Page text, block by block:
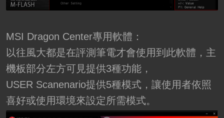
MSI Dragon Center專用軟體：
以往風大都是在評測筆電才會使用到此軟體，主
機板部分左方可見提供3種功能，
USER Scanenario提供5種模式，讓使用者依照
喜好或使用環境來設定所需模式。